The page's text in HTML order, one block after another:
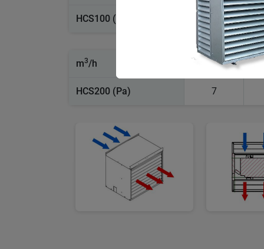
HCS100 (Pa)
m3/h 5500
HCS200 (Pa) 7